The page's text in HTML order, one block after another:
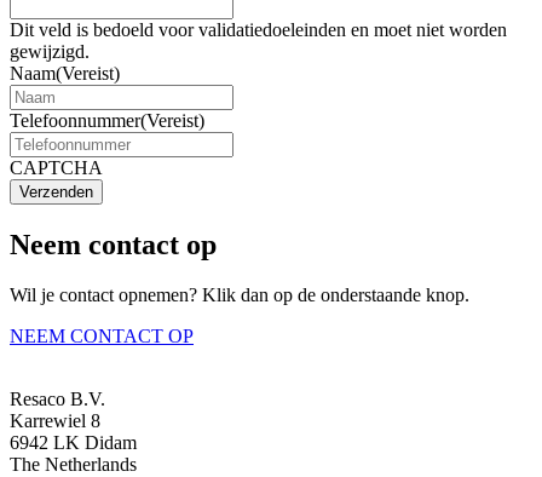
Dit veld is bedoeld voor validatiedoeleinden en moet niet worden
gewijzigd.
Naam(Vereist)
Telefoonnummer(Vereist)
CAPTCHA
Verzenden
Neem contact op
Wil je contact opnemen? Klik dan op de onderstaande knop.
NEEM CONTACT OP
Resaco B.V.
Karrewiel 8
6942 LK Didam
The Netherlands